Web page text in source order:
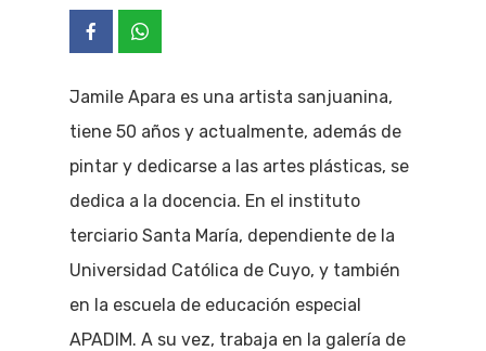
Jamile Apara es una artista sanjuanina,
tiene 50 años y actualmente, además de
pintar y dedicarse a las artes plásticas, se
dedica a la docencia. En el instituto
terciario Santa María, dependiente de la
Universidad Católica de Cuyo, y también
en la escuela de educación especial
APADIM. A su vez, trabaja en la galería de